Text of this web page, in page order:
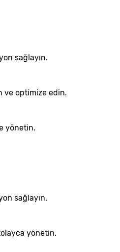
sağlayın.
ve optimize edin.
yönetin.
sağlayın.
yönetin.